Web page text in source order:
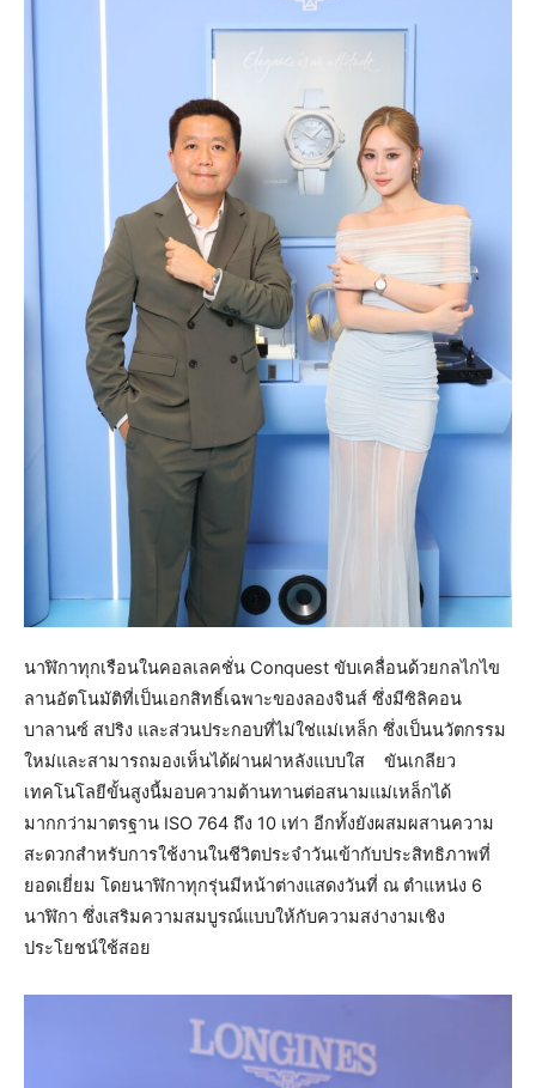
นาฬิกาทุกเรือนในคอลเลคชั่น Conquest ขับเคลื่อนด้วยกลไกไข
ลานอัตโนมัติที่เป็นเอกสิทธิ์เฉพาะของลองจินส์ ซึ่งมีซิลิคอน
บาลานซ์ สปริง และส่วนประกอบที่ไม่ใช่แม่เหล็ก ซึ่งเป็นนวัตกรรม
ใหม่และสามารถมองเห็นได้ผ่านฝาหลังแบบใส ขันเกลียว
เทคโนโลยีขั้นสูงนี้มอบความต้านทานต่อสนามแม่เหล็กได้
มากกว่ามาตรฐาน ISO 764 ถึง 10 เท่า อีกทั้งยังผสมผสานความ
สะดวกสำหรับการใช้งานในชีวิตประจำวันเข้ากับประสิทธิภาพที่
ยอดเยี่ยม โดยนาฬิกาทุกรุ่นมีหน้าต่างแสดงวันที่ ณ ตำแหน่ง 6
นาฬิกา ซึ่งเสริมความสมบูรณ์แบบให้กับความสง่างามเชิง
ประโยชน์ใช้สอย